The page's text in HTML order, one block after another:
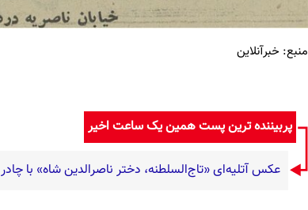
منبع: خبرآنلاین
پربیننده ترین پست همین یک ساعت اخیر
عکس آتلیه‌ای «تاج‌السلطنه، دختر ناصرالدین شاه» با چادر